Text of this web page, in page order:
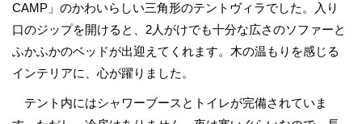
CAMP」のかわいらしい三角形のテントヴィラでした。入り
口のジップを開けると、2人がけでも十分な広さのソファーと
ふかふかのベッドが出迎えてくれます。木の温もりを感じる
インテリアに、心が躍りました。
テント内にはシャワーブースとトイレが完備されていま